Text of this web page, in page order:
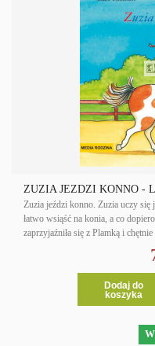
ZUZIA JEŹDZI KONNO -
Zuzia jeździ konno. Zuzia uczy się
łatwo wsiąść na konia, a co
zaprzyjaźniła się z Plamką i
Dodaj do
koszyka